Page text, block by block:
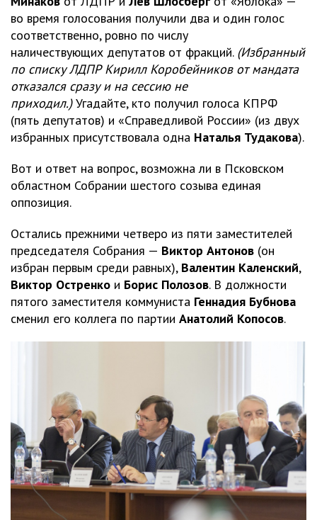
во время голосования получили два и один голос
соответственно, ровно по числу
наличествующих депутатов от фракций. (Избранный
по списку ЛДПР Кирилл Коробейников от мандата
отказался сразу и на сессию не
приходил.)Угадайте, кто получил голоса КПРФ
(пять депутатов) и «Справедливой России» (из двух
избранных присутствовала одна Наталья Тудакова).
Вот и ответ на вопрос, возможна ли в Псковском
областном Собрании шестого созыва единая
оппозиция.
Остались прежними четверо из пяти заместителей
председателя Собрания — Виктор Антонов (он
избран первым среди равных), Валентин Каленский,
Виктор Остренко и Борис Полозов. В должности
пятого заместителя коммуниста Геннадия Бубнова
сменил его коллега по партии Анатолий Копосов.